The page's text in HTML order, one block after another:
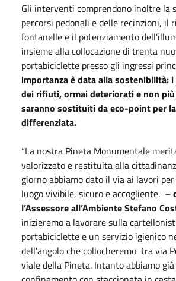
Gli interventi comprendono inoltre la
percorsi pedonali e delle recinzioni, il
fontanelle e il potenziamento
insieme alla collocazione di trenta
portabiciclette presso gli ingressi
importanza è data alla sostenibilità:
dei rifiuti, ormai deteriorati e non
saranno sostituiti da eco-point per
differenziata.
“La nostra Pineta Monumentale
valorizzato e restituita alla
giorno abbiamo dato il via ai lavori
luogo vivibile, sicuro e accogliente. –
l’Assessore all’Ambiente Stefano
inizieremo a lavorare sulla
portabiciclette e un servizio igienico
dell’angolo che collocheremo tra via
viale della Pineta. Intanto abbiamo